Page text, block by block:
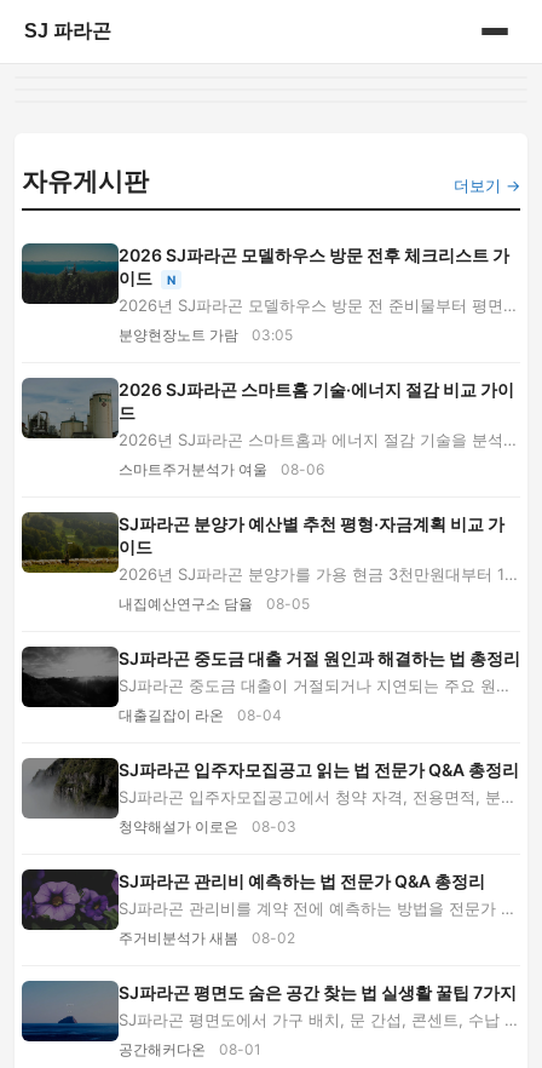
SJ 파라곤
자유게시판
2026 SJ파라곤 모델하우스 방문 전후 체크리스트 가
이드
N
2026년 SJ파라곤 모델하우스 방문 전 준비물부터 평면
도, 유상옵션, 분양가, 단지 모형, 입지환경과 계...
분양현장노트 가람 03:05
2026 SJ파라곤 스마트홈 기술·에너지 절감 비교 가이
드
2026년 SJ파라곤 스마트홈과 에너지 절감 기술을 분석합
니다. 월패드 보안, 전기차 충전, 플랫폼 호환성...
스마트주거분석가 여울 08-06
SJ파라곤 분양가 예산별 추천 평형·자금계획 비교 가
이드
2026년 SJ파라곤 분양가를 가용 현금 3천만원대부터 1억
원 이상까지 나눠 평형, 동·층, 부대비용과 자금...
내집예산연구소 담율 08-05
SJ파라곤 중도금 대출 거절 원인과 해결하는 법 총정리
SJ파라곤 중도금 대출이 거절되거나 지연되는 주요 원인
과 해결 순서를 안내합니다. 서류 보완, 부족 자...
대출길잡이 라온 08-04
SJ파라곤 입주자모집공고 읽는 법 전문가 Q&A 총정리
SJ파라곤 입주자모집공고에서 청약 자격, 전용면적, 분양
가, 옵션 비용과 계약 일정을 읽는 방법을 전문...
청약해설가 이로은 08-03
SJ파라곤 관리비 예측하는 법 전문가 Q&A 총정리
SJ파라곤 관리비를 계약 전에 예측하는 방법을 전문가 Q
&A로 설명합니다. 평면도·난방·커뮤니티·주차비 ...
주거비분석가 새봄 08-02
SJ파라곤 평면도 숨은 공간 찾는 법 실생활 꿀팁 7가지
SJ파라곤 평면도에서 가구 배치, 문 간섭, 콘센트, 수납 깊
이와 환기 동선을 읽는 숨은 팁을 소개합니다...
공간해커다온 08-01
더보기 →